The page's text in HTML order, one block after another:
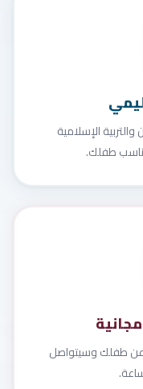
الإسلامية
يناسب طفلك.
عن طفلك وسيتواصل